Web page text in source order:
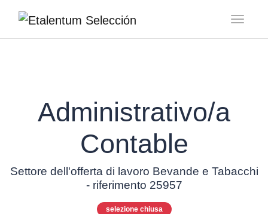
Administrativo/a
Contable
Settore dell'offerta di lavoro Bevande e Tabacchi
- riferimento 25957
selezione chiusa